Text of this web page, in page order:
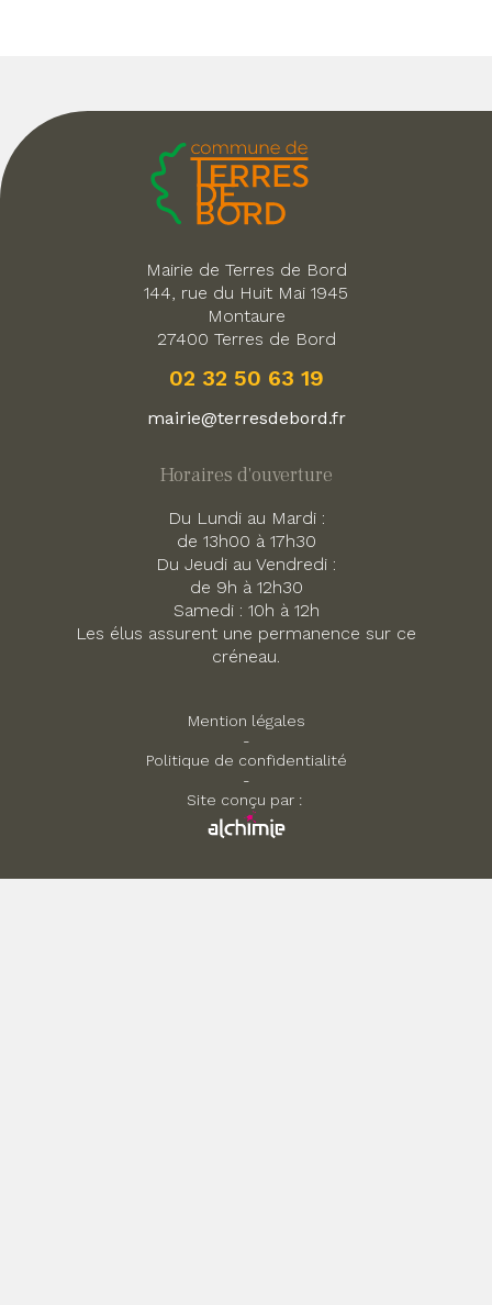
Mairie de Terres de Bord
144, rue du Huit Mai 1945
Montaure
27400 Terres de Bord
02 32 50 63 19
mairie@terresdebord.fr
Horaires d'ouverture
Du Lundi au Mardi :
de 13h00 à 17h30
Du Jeudi au Vendredi :
de 9h à 12h30
Samedi : 10h à 12h
Les élus assurent une permanence sur ce
créneau.
Mention légales
-
Politique de confidentialité
-
Site conçu par :